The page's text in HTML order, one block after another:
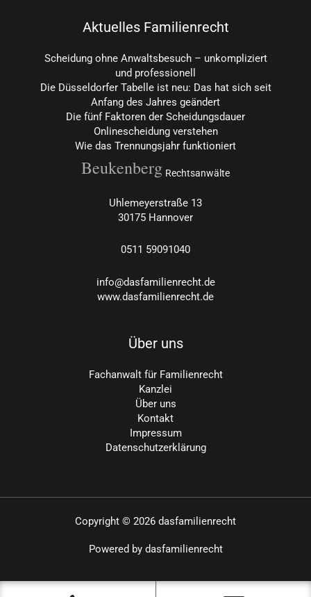
Aktuelles Familienrecht
Scheidung ohne Anwaltsbesuch – unkompliziert
und professionell
Die Düsseldorfer Tabelle ist neu: Das hat sich seit
Anfang des Jahres geändert
Die fünf Faktoren der Scheidungsdauer
Onlinescheidung verstehen
Wie das Trennungsjahr funktioniert
Beukenberg Rechtsanwälte
Uhlemeyerstraße 13
30175 Hannover
0511 59091040
info@dasfamilienrecht.de
www.dasfamilienrecht.de
Über uns
Fachanwalt für Familienrecht
Kanzlei
Über uns
Kontakt
Impressum
Datenschutzerklärung
Copyright © 2026 dasfamilienrecht
Powered by dasfamilienrecht